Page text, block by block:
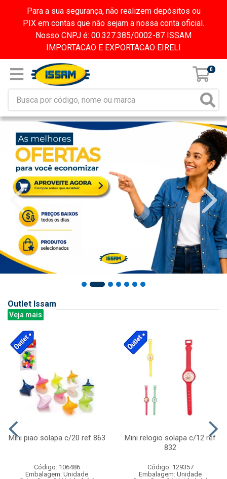
Para a sua segurança, não realizem depósitos ou
PIX em contas que não sejam a nossa conta oficial.
Nosso CNPJ é: 00.327.385/0002-87 ISSAM
IMPORTACAO E EXPORTACAO EIRELI
0
Outlet Issam
Veja mais
Mini piao solapa c/20 ref 863
Código: 106486
Embalagem: Unidade
Mini relogio solapa c/12 ref
832
Código: 129357
Embalagem: Unidade